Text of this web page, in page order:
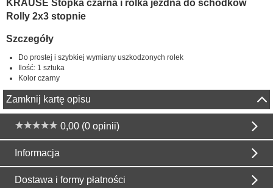
KRAUSE Stopka czarna i rolka jezdna do schodków
Rolly 2x3 stopnie
Szczegóły
Do prostej i szybkiej wymiany uszkodzonych rolek
Ilość: 1 sztuka
Kolor czarny
Zamknij kartę opisu
0,00 (0 opinii)
Informacja
Dostawa i formy płatności